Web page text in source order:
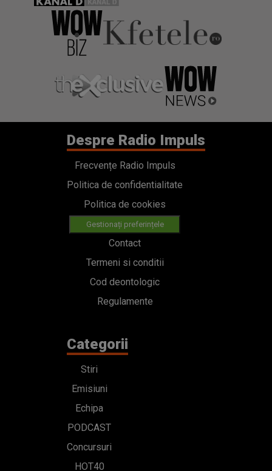
Despre Radio Impuls
Frecvențe Radio Impuls
Politica de confidentialitate
Politica de cookies
Gestionați preferințele
Contact
Termeni si conditii
Cod deontologic
Regulamente
Categorii
Stiri
Emisiuni
Echipa
PODCAST
Concursuri
HOT40